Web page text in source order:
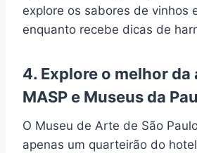
explore os sabores de vinhos
enquanto recebe dicas de
4. Explore o melhor da
MASP e Museus da
O Museu de Arte de São
apenas um quarteirão do